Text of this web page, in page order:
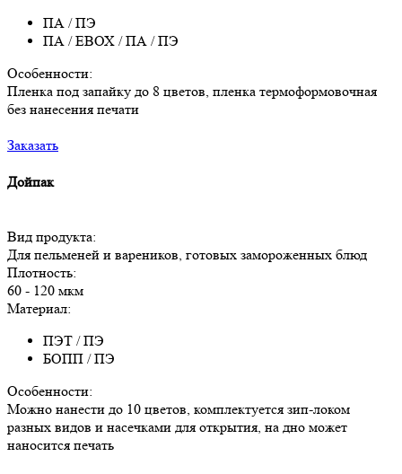
ПА / ПЭ
ПА / ЕВОХ / ПА / ПЭ
Особенности:
Пленка под запайку до 8 цветов, пленка термоформовочная
без нанесения печати
Заказать
Дойпак
Вид продукта:
Для пельменей и вареников, готовых замороженных блюд
Плотность:
60 - 120 мкм
Материал:
ПЭТ / ПЭ
БОПП / ПЭ
Особенности:
Можно нанести до 10 цветов, комплектуется зип-локом
разных видов и насечками для открытия, на дно может
наносится печать